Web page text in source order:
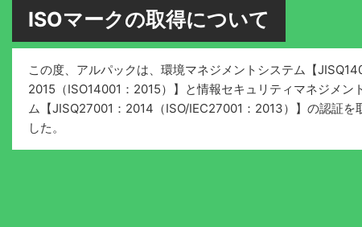
ISOマークの取得について
この度、アルパックは、環境マネジメントシステム【
2015（ISO14001：2015）】と情報セキュリティマネジメン
ム【JISQ27001：2014（ISO/IEC27001：2013）】の認証を
した。